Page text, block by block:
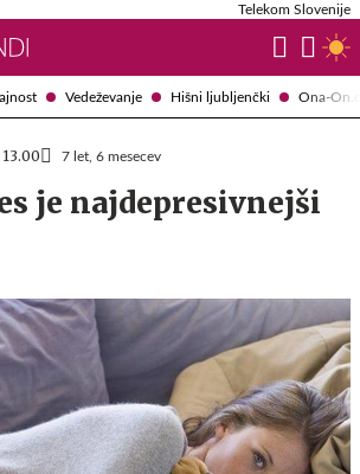
Vedeževanje Hišni ljubljenčki Ona-
Telekom Slovenije
7 let, 6 mesecev
je najdepresivnejši